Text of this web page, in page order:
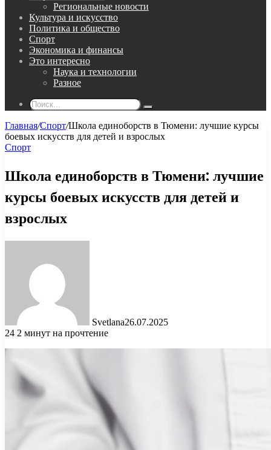
Региональные новости
Культура и искусство
Политика и общество
Спорт
Экономика и финансы
Это интересно
Наука и технологии
Разное
Поиск...
Главная/Спорт/Школа единоборств в Тюмени: лучшие курсы
боевых искусств для детей и взрослых
Спорт
Школа единоборств в Тюмени: лучшие
курсы боевых искусств для детей и
взрослых
Svetlana26.07.2025
24 2 минут на прочтение